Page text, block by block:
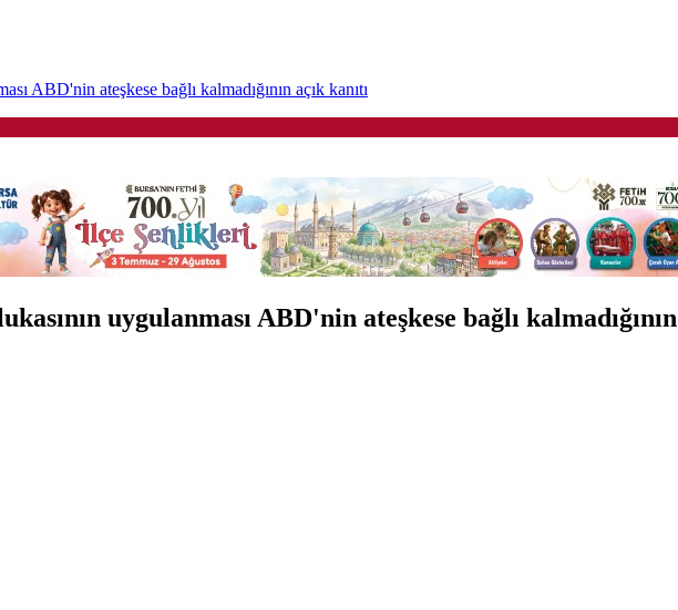
ABD'nin ateşkese bağlı kalmadığının açık kanıtı
uygulanması ABD'nin ateşkese bağlı kalmadığının